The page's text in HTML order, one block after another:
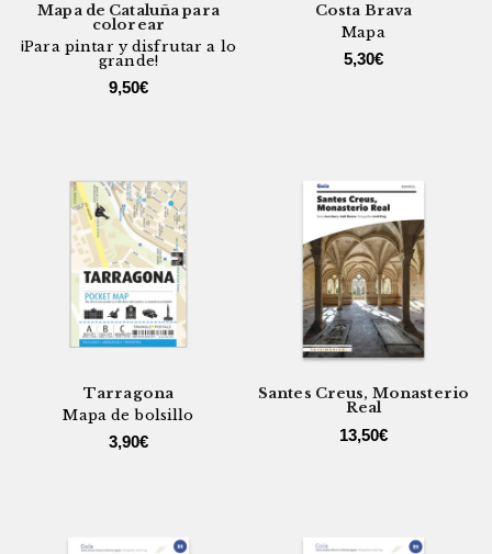
Mapa de Cataluña para
colorear
¡Para pintar y disfrutar a lo
grande!
9,50€
Costa Brava
Mapa
5,30€
Tarragona
Mapa de bolsillo
3,90€
Santes Creus, Monasterio
Real
13,50€